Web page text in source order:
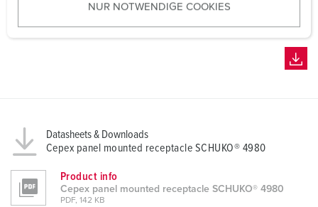
w
NUR NOTWENDIGE COOKIES
Datasheets & Downloads
Cepex panel mounted receptacle SCHUKO® 4980
Product info
Cepex panel mounted receptacle SCHUKO® 4980
PDF, 142 KB